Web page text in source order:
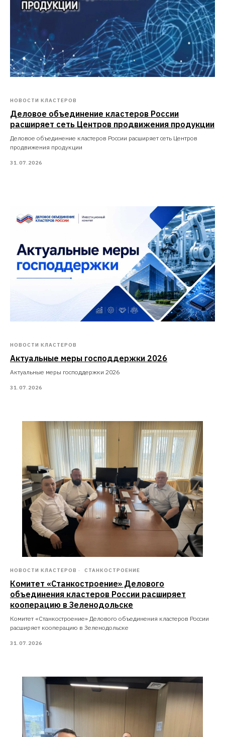
НОВОСТИ КЛАСТЕРОВ
Деловое объединение кластеров России
расширяет сеть Центров продвижения продукции
Деловое объединение кластеров России расширяет сеть Центров
продвижения продукции
31.07.2026
НОВОСТИ КЛАСТЕРОВ
Актуальные меры господдержки 2026
Актуальные меры господдержки 2026
31.07.2026
НОВОСТИ КЛАСТЕРОВ СТАНКОСТРОЕНИЕ
Комитет «Станкостроение» Делового
объединения кластеров России расширяет
кооперацию в Зеленодольске
Комитет «Станкостроение» Делового объединения кластеров России
расширяет кооперацию в Зеленодольске
31.07.2026